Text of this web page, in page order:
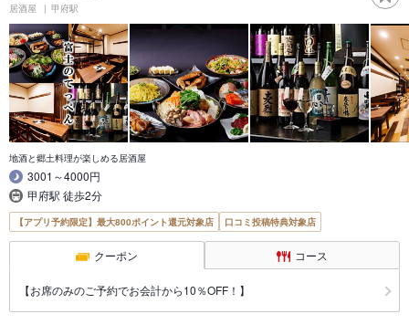
居酒屋 甲府駅
地酒と郷土料理が楽しめる居酒屋
3001～4000円
甲府駅 徒歩2分
【アプリ予約限定】最大800ポイント還元対象店 口コミ投稿特典対象店
クーポン コース
【お席のみのご予約でお会計から10％OFF！】